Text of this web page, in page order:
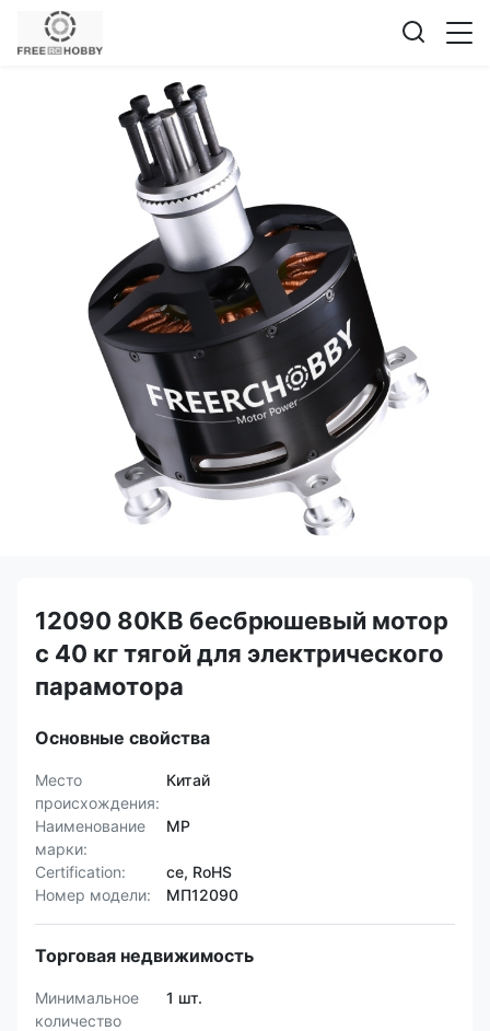
12090 80КВ бесбрюшевый мотор
с 40 кг тягой для электрического
парамотора
Основные свойства
Место
происхождения:
Китай
Наименование
марки:
MP
Certification:
ce, RoHS
Номер модели:
МП12090
Торговая недвижимость
Минимальное
количество
1 шт.